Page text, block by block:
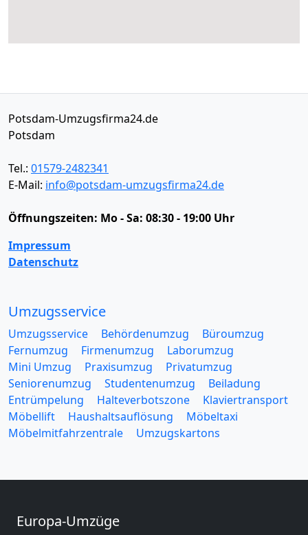
Potsdam-Umzugsfirma24.de
Potsdam
Tel.: 01579-2482341
E-Mail: info@potsdam-umzugsfirma24.de
Öffnungszeiten: Mo - Sa: 08:30 - 19:00 Uhr
Impressum
Datenschutz
Umzugsservice
Umzugsservice Behördenumzug
Büroumzug
Fernumzug
Firmenumzug
Laborumzug
Mini Umzug
Praxisumzug
Privatumzug
Seniorenumzug
Studentenumzug
Beiladung
Entrümpelung
Halteverbotszone
Klaviertransport
Möbellift
Haushaltsauflösung
Möbeltaxi
Möbelmitfahrzentrale
Umzugskartons
Europa-Umzüge